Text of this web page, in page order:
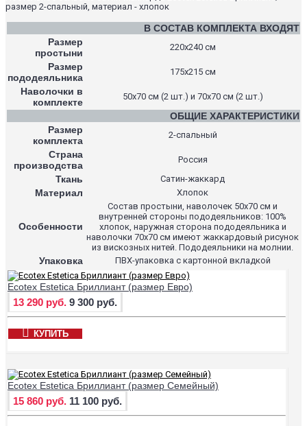
размер 2-спальный, материал - хлопок
В СОСТАВ КОМПЛЕКТА ВХОДЯТ
Размер
простыни
220х240 см
Размер
пододеяльника
175х215 см
Наволочки в
комплекте
50х70 см (2 шт.) и 70х70 см (2 шт.)
ОБЩИЕ ХАРАКТЕРИСТИКИ
Размер
комплекта
2-спальный
Страна
производства
Россия
Ткань Сатин-жаккард
Материал Хлопок
Особенности
Состав простыни, наволочек 50х70 см и
внутренней стороны пододеяльников: 100%
хлопок, наружная сторона пододеяльника и
наволочки 70х70 см имеют жаккардовый рисунок
из вискозных нитей. Пододеяльники на молнии.
Упаковка ПВХ-упаковка с картонной вкладкой
Ecotex Estetica Бриллиант (размер Евро)
13 290 руб. 9 300 руб.
КУПИТЬ
Ecotex Estetica Бриллиант (размер Семейный)
15 860 руб. 11 100 руб.